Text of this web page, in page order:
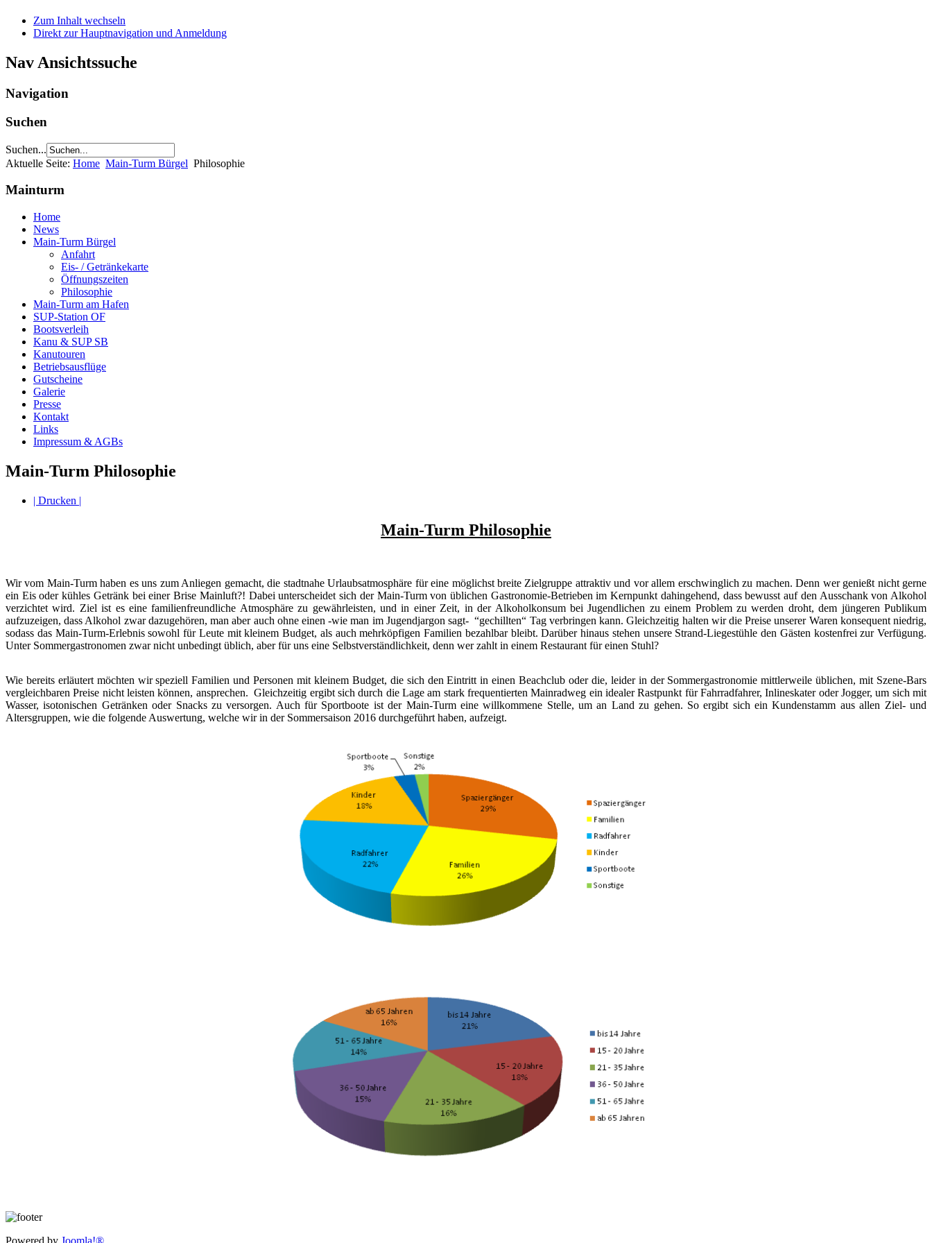
Zum Inhalt wechseln
Direkt zur Hauptnavigation und Anmeldung
Nav Ansichtssuche
Navigation
Suchen
Suchen...
Aktuelle Seite: Home Main-Turm Bürgel Philosophie
Mainturm
Home
News
Main-Turm Bürgel
Anfahrt
Eis- / Getränkekarte
Öffnungszeiten
Philosophie
Main-Turm am Hafen
SUP-Station OF
Bootsverleih
Kanu & SUP SB
Kanutouren
Betriebsausflüge
Gutscheine
Galerie
Presse
Kontakt
Links
Impressum & AGBs
Main-Turm Philosophie
| Drucken |
Main-Turm Philosophie
Wir vom Main-Turm haben es uns zum Anliegen gemacht, die stadtnahe Urlaubsatmosphäre für eine möglichst breite Zielgruppe attraktiv und vor allem erschwinglich zu machen. Denn wer genießt nicht gerne
ein Eis oder kühles Getränk bei einer Brise Mainluft?! Dabei unterscheidet sich der Main-Turm von üblichen Gastronomie-Betrieben im Kernpunkt dahingehend, dass bewusst auf den Ausschank von Alkohol
verzichtet wird. Ziel ist es eine familienfreundliche Atmosphäre zu gewährleisten, und in einer Zeit, in der Alkoholkonsum bei Jugendlichen zu einem Problem zu werden droht, dem jüngeren Publikum
aufzuzeigen, dass Alkohol zwar dazugehören, man aber auch ohne einen -wie man im Jugendjargon sagt- “gechillten“ Tag verbringen kann. Gleichzeitig halten wir die Preise unserer Waren konsequent niedrig,
sodass das Main-Turm-Erlebnis sowohl für Leute mit kleinem Budget, als auch mehrköpfigen Familien bezahlbar bleibt. Darüber hinaus stehen unsere Strand-Liegestühle den Gästen kostenfrei zur Verfügung.
Unter Sommergastronomen zwar nicht unbedingt üblich, aber für uns eine Selbstverständlichkeit, denn wer zahlt in einem Restaurant für einen Stuhl?
Wie bereits erläutert möchten wir speziell Familien und Personen mit kleinem Budget, die sich den Eintritt in einen Beachclub oder die, leider in der Sommergastronomie mittlerweile üblichen, mit Szene-Bars
vergleichbaren Preise nicht leisten können, ansprechen. Gleichzeitig ergibt sich durch die Lage am stark frequentierten Mainradweg ein idealer Rastpunkt für Fahrradfahrer, Inlineskater oder Jogger, um sich mit
Wasser, isotonischen Getränken oder Snacks zu versorgen. Auch für Sportboote ist der Main-Turm eine willkommene Stelle, um an Land zu gehen. So ergibt sich ein Kundenstamm aus allen Ziel- und
Altersgruppen, wie die folgende Auswertung, welche wir in der Sommersaison 2016 durchgeführt haben, aufzeigt.
Powered by Joomla!®